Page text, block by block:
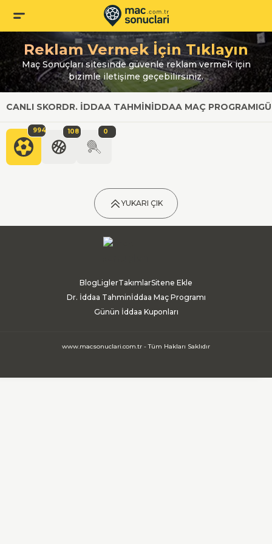
Reklam Vermek İçin Tıklayın
Maç Sonuçları sitesinde güvenle reklam vermek için
bizimle iletişime geçebilirsiniz.
CANLI SKORDR. İDDAA TAHMINİDDAA MAÇ PROGRAMI
994 108 0
YUKARI ÇIK
BlogLiglerTakımlarSitene Ekle
Dr. İddaa Tahminİddaa Maç Programı
Günün İddaa Kuponları
www.macsonuclari.com.tr - Tüm Hakları Saklıdır